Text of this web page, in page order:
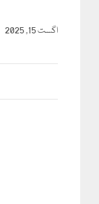
اگست 15, 2025